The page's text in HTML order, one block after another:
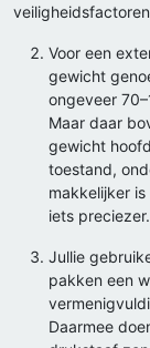
Voor een
gewicht
ongeveer
Maar daar
gewicht
toestand,
makkelijker
iets preciezer.
Jullie
pakken een
Daarmee